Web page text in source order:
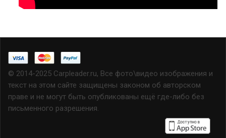
© 2014-2025 Carpleader.ru, Все фото\видео изображения и
текст на этом сайте защищены законом об авторском
праве и не могут быть опубликованы ещё где-либо без
письменного разрешения.